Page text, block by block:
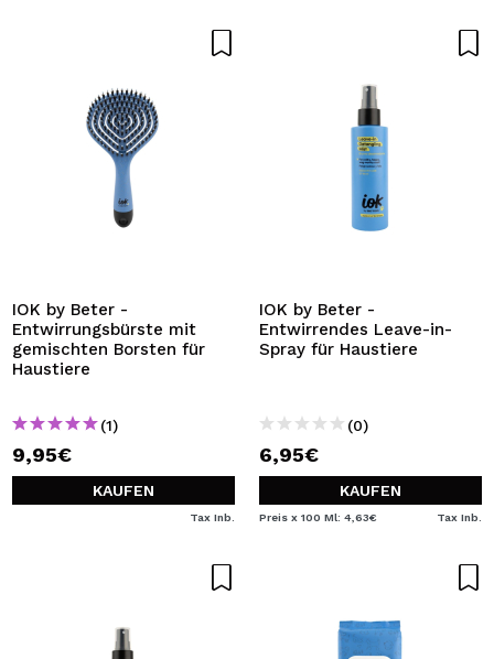
IOK by Beter -
Entwirrungsbürste mit
gemischten Borsten für
Haustiere
(1)
9,95€
KAUFEN
Tax Inb.
IOK by Beter -
Entwirrendes Leave-in-
Spray für Haustiere
(0)
6,95€
KAUFEN
Preis x 100 Ml: 4,63€ Tax Inb.